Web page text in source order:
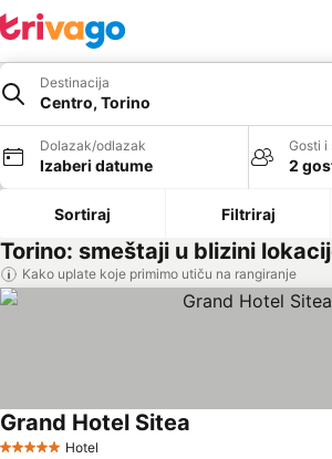
Destinacija
Centro, Torino
Dolazak/odlazak
Izaberi datume
Gosti i
2
Sortiraj Filtriraj
Torino: smeštaji u blizini
Kako uplate koje primimo utiču na rangiranje
5 ZvezdiceHotel
Grand Hotel Sitea